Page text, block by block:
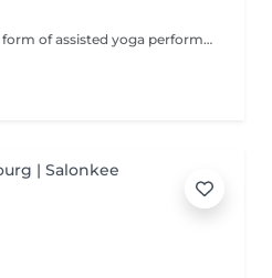
Traditional Thai Massage is a form of assisted yoga performed by the massage therapist. The therapy is a physical, full body massage that combines a number of gentle, flowing exercises to move the body to loosen up muscles and joints, along with acupressure and reflexology to assist with all-over well being and relaxation. Benefits from Traditional Thai Massage can include: Increased circulation Muscle relaxation Better Mood Improved flexibility Improved Mobility Mental Clarity Better concentration A Traditional Thai Massage is a fairly physical therapy, which may not be suitable for everyone. It is recommended that you discuss it with Luck prior to the therapy, especially if this is your first massage or if you have any health concerns, to ensure that this therapy is suitable for you.